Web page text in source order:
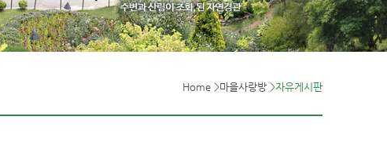
Home >마을사랑방 >자유게시판